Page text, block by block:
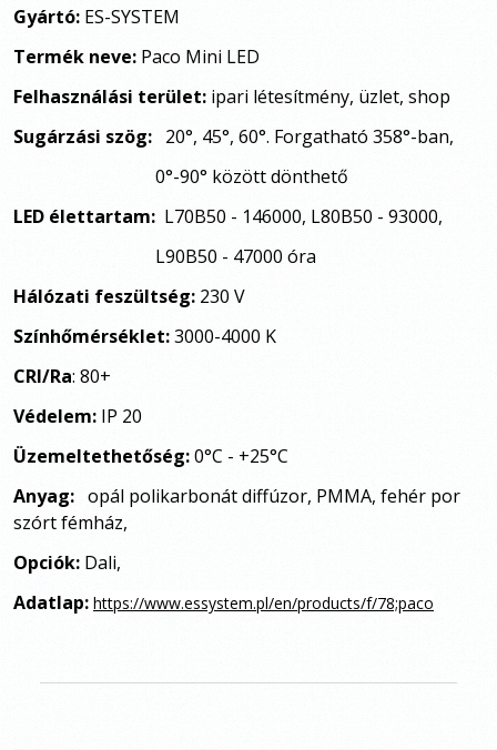
Gyártó: ES-SYSTEM
Termék neve: Paco Mini LED
Felhasználási terület: ipari létesítmény, üzlet, shop
Sugárzási szög: 20°, 45°, 60°. Forgatható 358°-ban,
0°-90° között dönthető
LED élettartam: L70B50 - 146000, L80B50 - 93000,
L90B50 - 47000 óra
Hálózati feszültség: 230 V
Színhőmérséklet:3000-4000 K
CRI/Ra: 80+
Védelem: IP 20
Üzemeltethetőség:0°C - +25°C
Anyag: opál polikarbonát diffúzor, PMMA, fehér por
szórt fémház,
Opciók: Dali,
Adatlap: https://www.essystem.pl/en/products/f/78;paco